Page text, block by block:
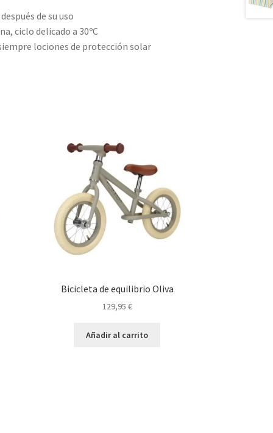
de su uso
ciclo delicado a 30ºC
lociones de protección solar
Bicicleta de equilibrio Oliva
129,95 €
Añadir al carrito